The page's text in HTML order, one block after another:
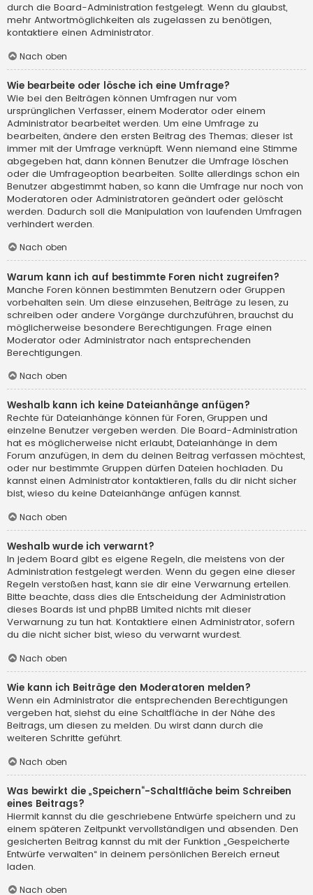
durch die Board-Administration festgelegt. Wenn du glaubst,
mehr Antwortmöglichkeiten als zugelassen zu benötigen,
kontaktiere einen Administrator.
Nach oben
Wie bearbeite oder lösche ich eine Umfrage?
Wie bei den Beiträgen können Umfragen nur vom
ursprünglichen Verfasser, einem Moderator oder einem
Administrator bearbeitet werden. Um eine Umfrage zu
bearbeiten, ändere den ersten Beitrag des Themas; dieser ist
immer mit der Umfrage verknüpft. Wenn niemand eine Stimme
abgegeben hat, dann können Benutzer die Umfrage löschen
oder die Umfrageoption bearbeiten. Sollte allerdings schon ein
Benutzer abgestimmt haben, so kann die Umfrage nur noch von
Moderatoren oder Administratoren geändert oder gelöscht
werden. Dadurch soll die Manipulation von laufenden Umfragen
verhindert werden.
Nach oben
Warum kann ich auf bestimmte Foren nicht zugreifen?
Manche Foren können bestimmten Benutzern oder Gruppen
vorbehalten sein. Um diese einzusehen, Beiträge zu lesen, zu
schreiben oder andere Vorgänge durchzuführen, brauchst du
möglicherweise besondere Berechtigungen. Frage einen
Moderator oder Administrator nach entsprechenden
Berechtigungen.
Nach oben
Weshalb kann ich keine Dateianhänge anfügen?
Rechte für Dateianhänge können für Foren, Gruppen und
einzelne Benutzer vergeben werden. Die Board-Administration
hat es möglicherweise nicht erlaubt, Dateianhänge in dem
Forum anzufügen, in dem du deinen Beitrag verfassen möchtest,
oder nur bestimmte Gruppen dürfen Dateien hochladen. Du
kannst einen Administrator kontaktieren, falls du dir nicht sicher
bist, wieso du keine Dateianhänge anfügen kannst.
Nach oben
Weshalb wurde ich verwarnt?
In jedem Board gibt es eigene Regeln, die meistens von der
Administration festgelegt werden. Wenn du gegen eine dieser
Regeln verstoßen hast, kann sie dir eine Verwarnung erteilen.
Bitte beachte, dass dies die Entscheidung der Administration
dieses Boards ist und phpBB Limited nichts mit dieser
Verwarnung zu tun hat. Kontaktiere einen Administrator, sofern
du die nicht sicher bist, wieso du verwarnt wurdest.
Nach oben
Wie kann ich Beiträge den Moderatoren melden?
Wenn ein Administrator die entsprechenden Berechtigungen
vergeben hat, siehst du eine Schaltfläche in der Nähe des
Beitrags, um diesen zu melden. Du wirst dann durch die
weiteren Schritte geführt.
Nach oben
Was bewirkt die „Speichern“-Schaltfläche beim Schreiben
eines Beitrags?
Hiermit kannst du die geschriebene Entwürfe speichern und zu
einem späteren Zeitpunkt vervollständigen und absenden. Den
gesicherten Beitrag kannst du mit der Funktion „Gespeicherte
Entwürfe verwalten“ in deinem persönlichen Bereich erneut
laden.
Nach oben